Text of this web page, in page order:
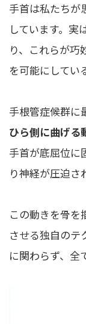
手首は私たちが
しています。実
り、これらが巧
を可能にしてい
手根管症候群に
ひら側に曲げる
手首が底屈位に
り神経が圧迫さ
この動きを骨を
させる独自のテ
に関わらず、全